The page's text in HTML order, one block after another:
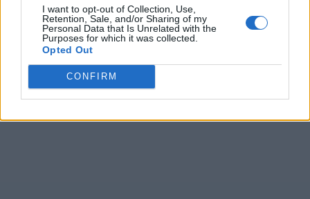
I want to opt-out of Collection, Use,
Retention, Sale, and/or Sharing of my
Personal Data that Is Unrelated with the
Purposes for which it was collected.
Opted Out
CONFIRM
Haja saúde!
Post scriptum: Este artigo foi igualmente publicado na
edição n.º 945 do 'Jornal do Pico', de 17 de junho de 2022.